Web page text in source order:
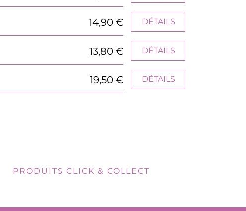
14,90 € DÉTAILS
13,80 € DÉTAILS
19,50 € DÉTAILS
PRODUITS CLICK & COLLECT